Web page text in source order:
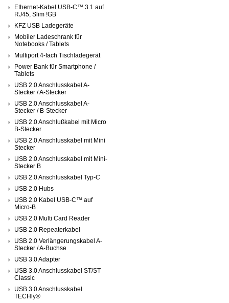
Ethernet-Kabel USB-C™ 3.1 auf
RJ45, Slim !GB
KFZ USB Ladegeräte
Mobiler Ladeschrank für
Notebooks / Tablets
Multiport 4-fach Tischladegerät
Power Bank für Smartphone /
Tablets
USB 2.0 Anschlusskabel A-
Stecker / A-Stecker
USB 2.0 Anschlusskabel A-
Stecker / B-Stecker
USB 2.0 Anschlußkabel mit Micro
B-Stecker
USB 2.0 Anschlusskabel mit Mini
Stecker
USB 2.0 Anschlusskabel mit Mini-
Stecker B
USB 2.0 Anschlusskabel Typ-C
USB 2.0 Hubs
USB 2.0 Kabel USB-C™ auf
Micro-B
USB 2.0 Multi Card Reader
USB 2.0 Repeaterkabel
USB 2.0 Verlängerungskabel A-
Stecker / A-Buchse
USB 3.0 Adapter
USB 3.0 Anschlusskabel ST/ST
Classic
USB 3.0 Anschlusskabel
TECHly®